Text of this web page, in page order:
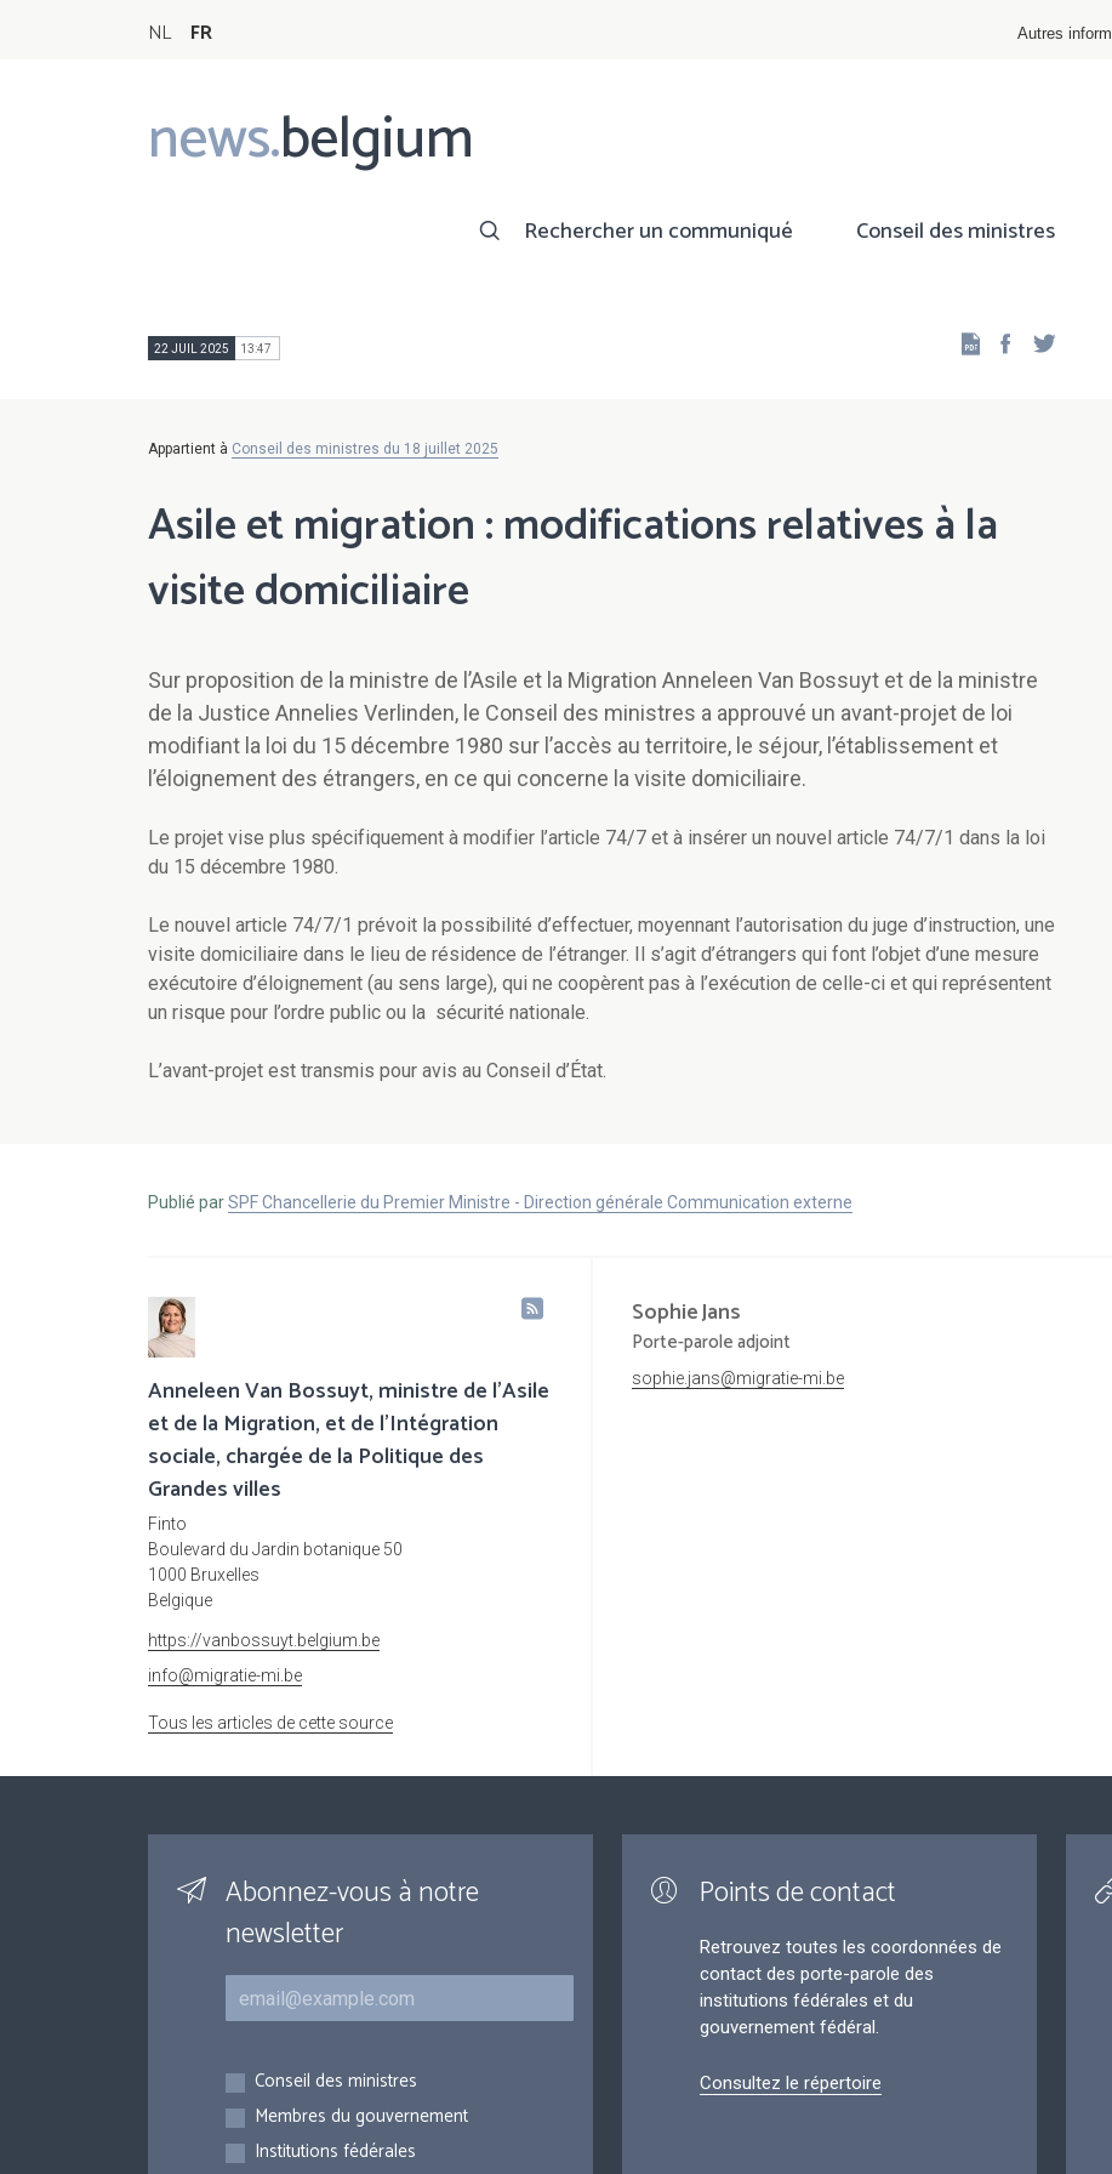
NL FR Autres
news.belgium
Main
navigation
Rechercher un communiqué Conseil des ministres
22 JUIL 2025 13:47 Facebook
Appartient à Conseil des ministres du 18 juillet 2025
Asile et migration : modifications relatives à la
visite domiciliaire
Sur proposition de la ministre de l’Asile et la Migration Anneleen Van Bossuyt et de la ministre
de la Justice Annelies Verlinden, le Conseil des ministres a approuvé un avant-projet de loi
modifiant la loi du 15 décembre 1980 sur l’accès au territoire, le séjour, l’établissement et
l’éloignement des étrangers, en ce qui concerne la visite domiciliaire.
Le projet vise plus spécifiquement à modifier l’article 74/7 et à insérer un nouvel article 74/7/1 dans la loi
du 15 décembre 1980.
Le nouvel article 74/7/1 prévoit la possibilité d’effectuer, moyennant l’autorisation du juge d’instruction, une
visite domiciliaire dans le lieu de résidence de l’étranger. Il s’agit d’étrangers qui font l’objet d’une mesure
exécutoire d’éloignement (au sens large), qui ne coopèrent pas à l’exécution de celle-ci et qui représentent
un risque pour l’ordre public ou la sécurité nationale.
L’avant-projet est transmis pour avis au Conseil d’État.
Publié parSPF Chancellerie du Premier Ministre - Direction générale Communication externe
Anneleen Van Bossuyt, ministre de l’Asile
et de la Migration, et de l’Intégration
sociale, chargée de la Politique des
Grandes villes
Finto
Boulevard du Jardin botanique 50
1000 Bruxelles
Belgique
https://vanbossuyt.belgium.be
info@migratie-mi.be
Tous les articles de cette source
SophieJans
Porte-parole adjoint
sophie.jans@migratie-mi.be
Abonnez-vous à notre
newsletter
Courriel
Inscriptions
Conseil des ministres
Membres du gouvernement
Institutions fédérales
Points de contact
Retrouvez toutes les coordonnées de
contact des porte-parole des
institutions fédérales et du
gouvernement fédéral.
Consultez le répertoire